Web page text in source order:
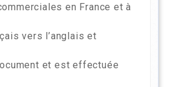
en France et à
vers l’anglais et
et est effectuée